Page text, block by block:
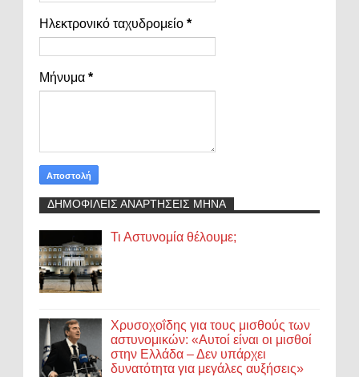
Ηλεκτρονικό ταχυδρομείο *
Μήνυμα *
ΔΗΜΟΦΙΛΕΙΣ ΑΝΑΡΤΗΣΕΙΣ ΜΗΝΑ
Τι Αστυνομία θέλουμε;
Χρυσοχοΐδης για τους μισθούς των
αστυνομικών: «Αυτοί είναι οι μισθοί
στην Ελλάδα – Δεν υπάρχει
δυνατότητα για μεγάλες αυξήσεις»